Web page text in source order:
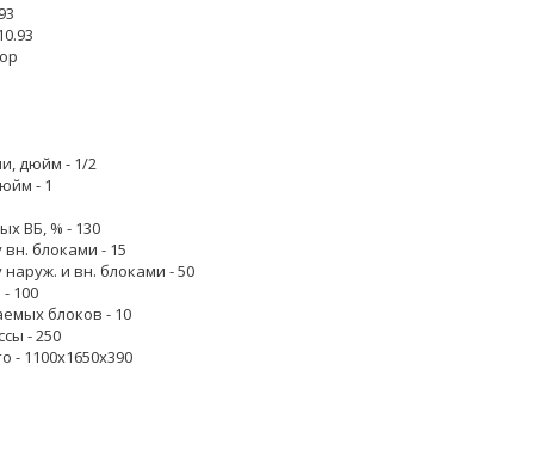
дюйм - 1/2
- 1
ВБ, % - 130
блоками - 15
и вн. блоками - 50
- 100
блоков - 10
- 250
- 1100х1650х390